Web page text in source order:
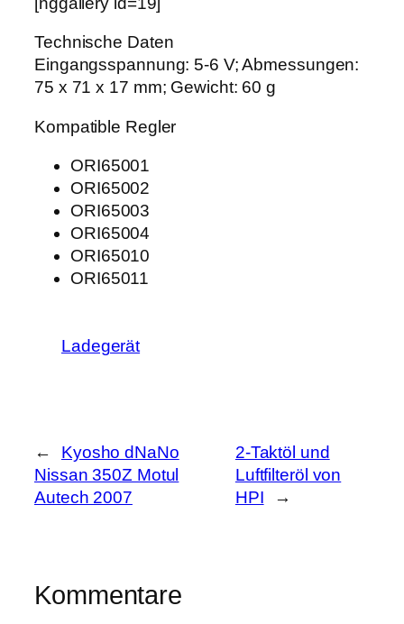
Technische Daten
Eingangsspannung: 5-6 V; Abmessungen:
75 x 71 x 17 mm; Gewicht: 60 g
Kompatible Regler
ORI65001
ORI65002
ORI65003
ORI65004
ORI65010
ORI65011
Ladegerät
←
Kyosho dNaNo
Nissan 350Z Motul
Autech 2007
2-Taktöl und
Luftfilteröl von
HPI
→
Kommentare